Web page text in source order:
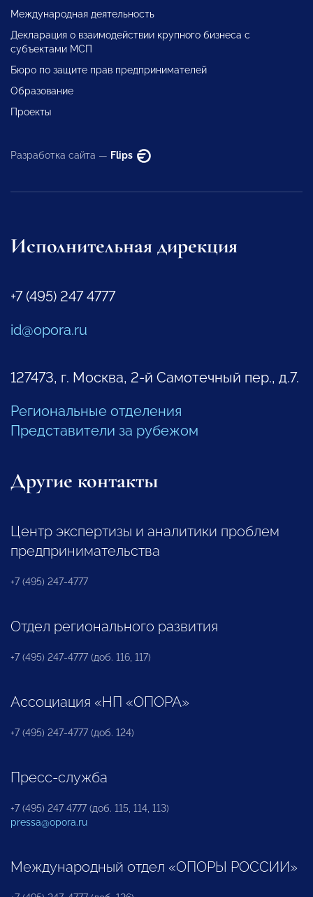
Международная деятельность
Декларация о взаимодействии крупного бизнеса с
субъектами МСП
Бюро по защите прав предпринимателей
Образование
Проекты
Разработка сайта — Flips
Исполнительная дирекция
+7 (495) 247 4777
id@opora.ru
127473, г. Москва, 2-й Самотечный пер., д.7.
Региональные отделения
Представители за рубежом
Другие контакты
Центр экспертизы и аналитики проблем
предпринимательства
+7 (495) 247-4777
Отдел регионального развития
+7 (495) 247-4777 (доб. 116, 117)
Ассоциация «НП «ОПОРА»
+7 (495) 247-4777 (доб. 124)
Пресс-служба
+7 (495) 247 4777 (доб. 115, 114, 113)
pressa@opora.ru
Международный отдел «ОПОРЫ РОССИИ»